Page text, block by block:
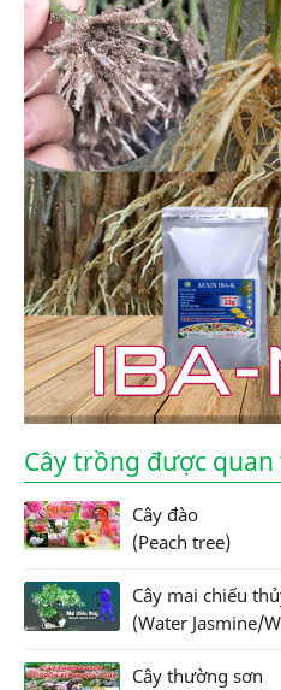
Cây trồng được quan
Cây đào
(Peach tree)
Cây mai chiếu
(Water Jasmine/
Cây thường sơn